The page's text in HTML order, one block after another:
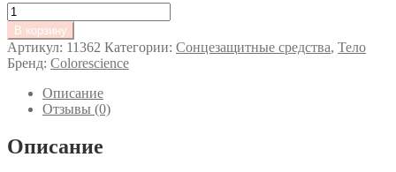
Количество
товара
Солнцезащитный
крем
для
тела
SPF
В корзину
Артикул: 11362 Категории: Сонцезащитные средства, Тело
Бренд: Colorescience
Описание
Отзывы (0)
Описание